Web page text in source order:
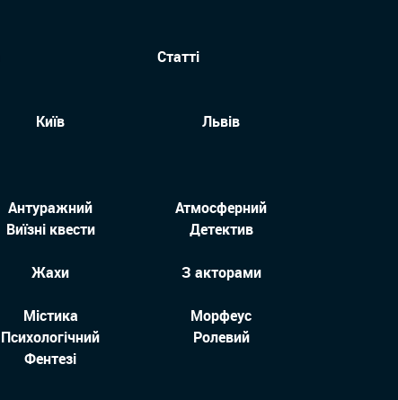
Статті
Київ
Львів
Антуражний
Атмосферний
Виїзні квести Детектив
Жахи З акторами
Містика
Морфеус
Психологічний
Ролевий
Фентезі